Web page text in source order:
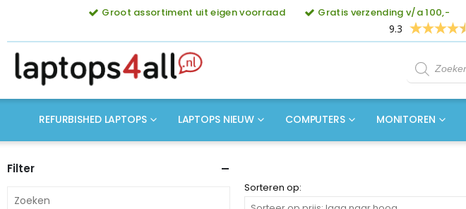
Groot assortiment uit eigen voorraad Gratis verzending v/a 100,-
9.3
Producten
zoeken
REFURBISHED LAPTOPS LAPTOPS NIEUW COMPUTERS MONITOREN
Sorteren op:
Filter